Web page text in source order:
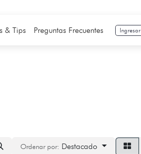
& Tips Preguntas Frecuentes Ingresar
Ordenar por: Destacado